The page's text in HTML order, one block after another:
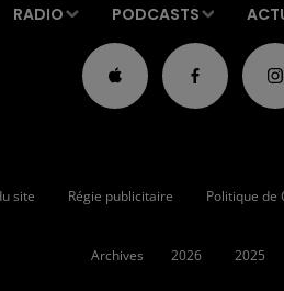
RADIO PODCASTS
site Régie publicitaire Politique de
Archives 2026 2025